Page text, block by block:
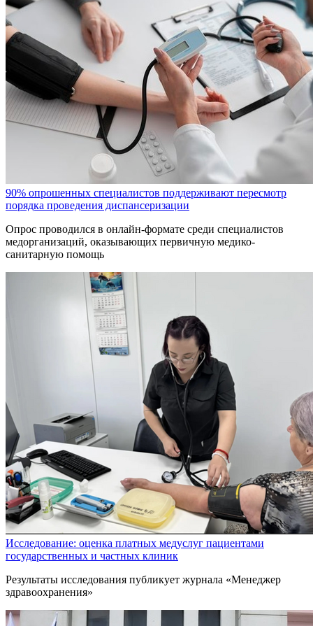
90% опрошенных специалистов поддерживают пересмотр
порядка проведения диспансеризации
Опрос проводился в онлайн-формате среди специалистов
медорганизаций, оказывающих первичную медико-
санитарную помощь
Исследование: оценка платных медуслуг пациентами
государственных и частных клиник
Результаты исследования публикует журнала «Менеджер
здравоохранения»